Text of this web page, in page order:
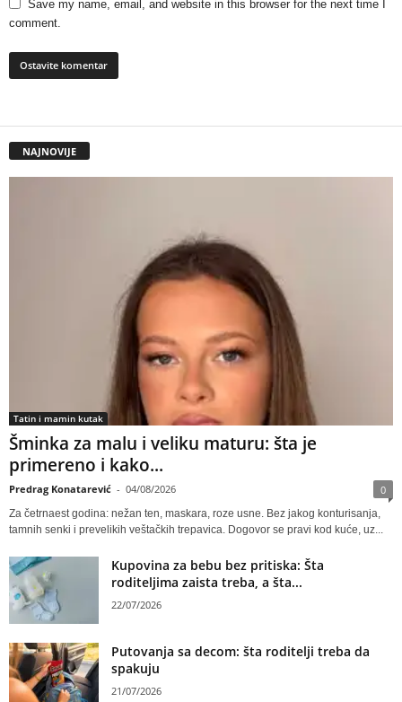
Save my name, email, and website in this browser for the next time I
comment.
NAJNOVIJE
Tatin i mamin kutak
Šminka za malu i veliku maturu: šta je
primereno i kako...
Predrag Konatarević - 04/08/2026 0
Za četrnaest godina: nežan ten, maskara, roze usne. Bez jakog konturisanja,
tamnih senki i prevelikih veštačkih trepavica. Dogovor se pravi kod kuće, uz...
Kupovina za bebu bez pritiska: Šta
roditeljima zaista treba, a šta...
22/07/2026
Putovanja sa decom: šta roditelji treba da
spakuju
21/07/2026